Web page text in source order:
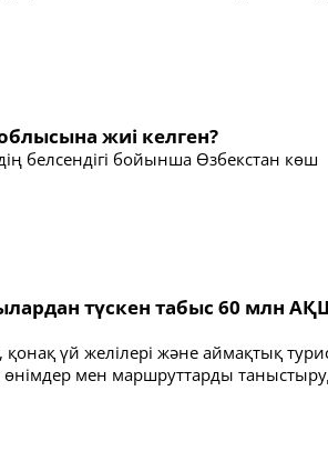
жиі келген?
белсендігі бойынша Өзбекстан көш
түскен табыс 60 млн
үй желілері және аймақтық
өнімдер мен маршруттарды